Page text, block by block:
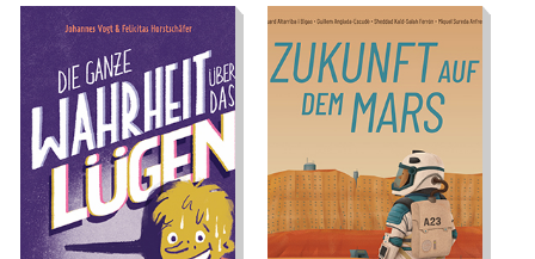
Die ganze Wahrheit
über das Lügen
Zukunft auf dem
Mars